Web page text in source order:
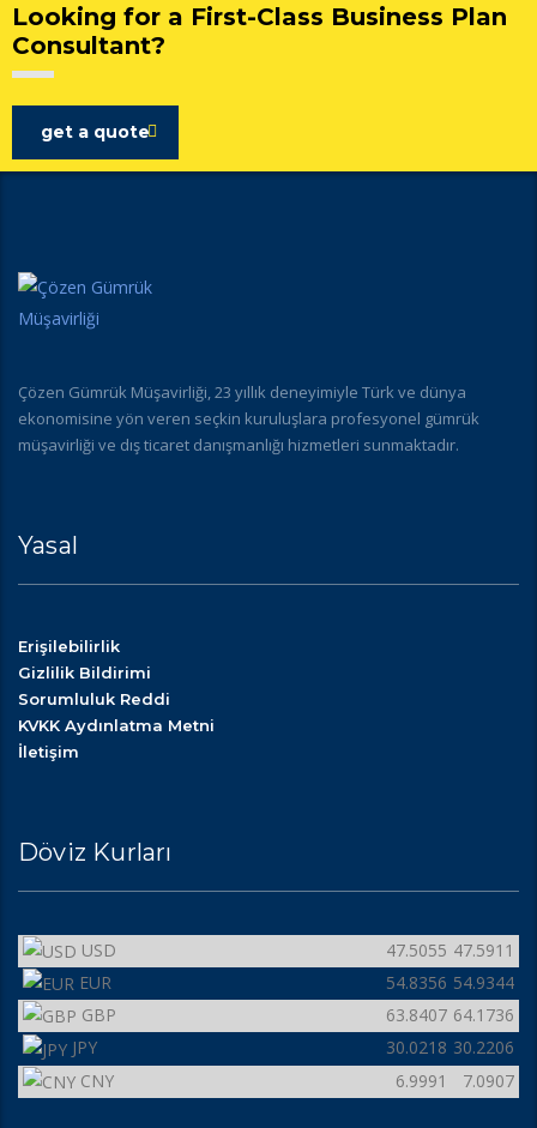
Looking for a First-Class Business Plan
Consultant?
get a quote
Çözen Gümrük Müşavirliği, 23 yıllık deneyimiyle Türk ve dünya
ekonomisine yön veren seçkin kuruluşlara profesyonel gümrük
müşavirliği ve dış ticaret danışmanlığı hizmetleri sunmaktadır.
Yasal
Erişilebilirlik
Gizlilik Bildirimi
Sorumluluk Reddi
KVKK Aydınlatma Metni
İletişim
Döviz Kurları
USD 47.5911
47.5055
EUR
54.9344
54.8356
GBP
64.1736
63.8407
JPY
30.2206
30.0218
CNY
7.0907
6.9991